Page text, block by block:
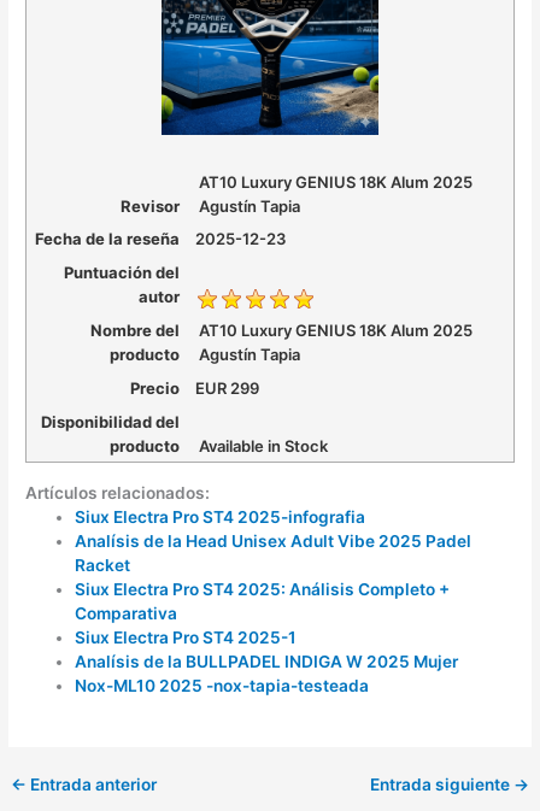
Revisor
AT10 Luxury GENIUS 18K Alum 2025
Agustín Tapia
Fecha de la reseña
2025-12-23
Puntuación del
autor
Nombre del
producto
AT10 Luxury GENIUS 18K Alum 2025
Agustín Tapia
Precio
EUR299
Disponibilidad del
producto
Available in Stock
Artículos relacionados:
Siux Electra Pro ST4 2025-infografia
Analísis de la Head Unisex Adult Vibe 2025 Padel
Racket
Siux Electra Pro ST4 2025: Análisis Completo +
Comparativa
Siux Electra Pro ST4 2025-1
Analísis de la BULLPADEL INDIGA W 2025 Mujer
Nox-ML10 2025 -nox-tapia-testeada
← Entrada anterior Entrada siguiente →